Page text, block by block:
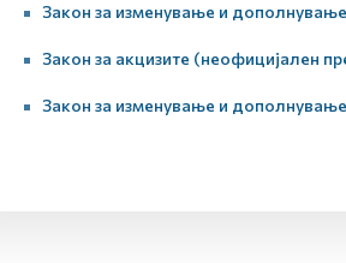
Закон за изменување и
Закон за акцизите (неофицијален
Закон за изменување и